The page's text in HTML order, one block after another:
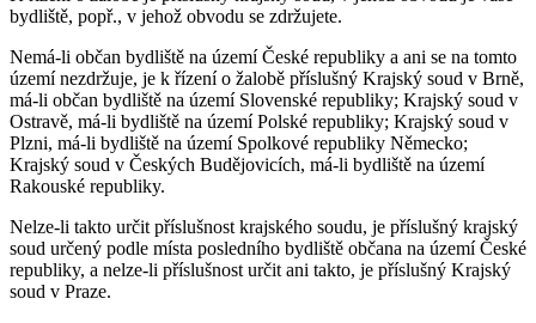
bydliště, popř., v jehož obvodu se zdržujete.
Nemá-li občan bydliště na území České republiky a ani se na tomto
území nezdržuje, je k řízení o žalobě příslušný Krajský soud v Brně,
má-li občan bydliště na území Slovenské republiky; Krajský soud v
Ostravě, má-li bydliště na území Polské republiky; Krajský soud v
Plzni, má-li bydliště na území Spolkové republiky Německo;
Krajský soud v Českých Budějovicích, má-li bydliště na území
Rakouské republiky.
Nelze-li takto určit příslušnost krajského soudu, je příslušný krajský
soud určený podle místa posledního bydliště občana na území České
republiky, a nelze-li příslušnost určit ani takto, je příslušný Krajský
soud v Praze.